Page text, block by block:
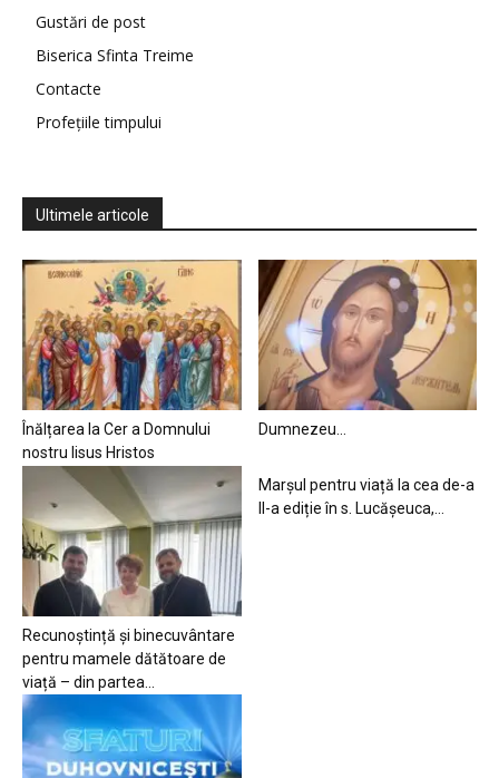
Gustări de post
Biserica Sfinta Treime
Contacte
Profețiile timpului
Ultimele articole
Înălțarea la Cer a Domnului
nostru Iisus Hristos
Dumnezeu…
Recunoștință și binecuvântare
pentru mamele dătătoare de
viață – din partea...
Marșul pentru viață la cea de-a
II-a ediție în s. Lucășeuca,...